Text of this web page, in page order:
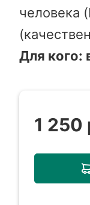
человека
Для кого:
1 250